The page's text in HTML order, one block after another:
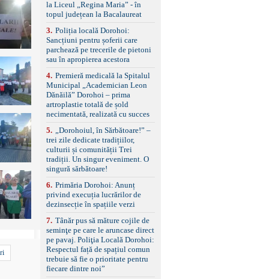
panoramică, geamuri
spate fumurii Carlig de
remorcare Bonus: -
Covorașe textile montate
pe mașină. -Ofer și un
set de covorașe din
împreună cu un set de
anvelope de iarnă.
la Liceul „Regina Maria” - în
topul județean la Bacalaureat
3. Poliția locală Dorohoi:
Sancțiuni pentru șoferii care
parchează pe trecerile de pietoni
sau în apropierea acestora
4. Premieră medicală la Spitalul
Municipal „Academician Leon
Dănăilă” Dorohoi – prima
artroplastie totală de șold
necimentată, realizată cu succes
5.
„Dorohoiul, în Sărbătoare!” –
trei zile dedicate tradițiilor,
culturii și comunității Trei
tradiții. Un singur eveniment. O
singură sărbătoare!
6. Primăria Dorohoi: Anunț
privind execuția lucrărilor de
dezinsecție în spațiile verzi
7. Tânăr pus să măture cojile de
seminţe pe care le aruncase direct
pe pavaj. Poliţia Locală Dorohoi:
Respectul față de spațiul comun
trebuie să fie o prioritate pentru
fiecare dintre noi”